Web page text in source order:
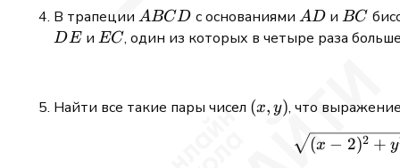
В трапеции ABCD
ABCD с основаниями AD
AD иBC
BC
DEи EC
EC, один из которых в четыре раза
Найти все такие пары чисел (x,y)
(x, y), что выражение
(x − 2)2 + y